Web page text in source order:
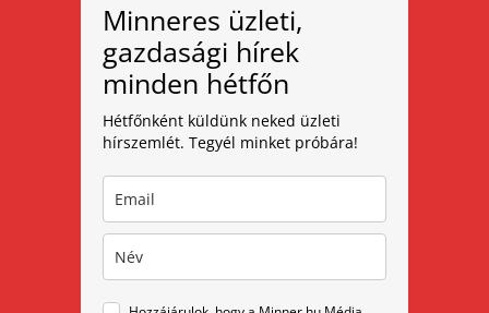
Minneres üzleti,
gazdasági hírek
minden hétfőn
Hétfőnként küldünk neked üzleti
hírszemlét. Tegyél minket próbára!